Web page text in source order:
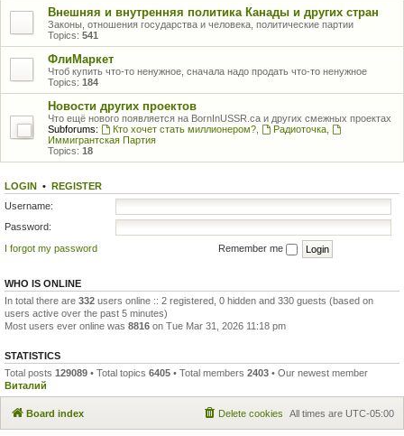
Внешняя и внутренняя политика Канады и других стран
Законы, отношения государства и человека, политические партии
Topics: 541
ФлиМаркет
Чтоб купить что-то ненужное, сначала надо продать что-то ненужное
Topics: 184
Новости других проектов
Что ещё нового появляется на BornInUSSR.ca и других смежных проектах
Subforums:
Кто хочет стать миллионером?, Радиоточка,
Иммигрантская Партия
Topics: 18
LOGIN • REGISTER
Username:
Password:
I forgot my password
Remember me
WHO IS ONLINE
In total there are 332 users online :: 2 registered, 0 hidden and 330 guests (based on
users active over the past 5 minutes)
Most users ever online was 8816 on Tue Mar 31, 2026 11:18 pm
STATISTICS
Total posts 129089 • Total topics 6405 • Total members 2403 • Our newest member
Виталий
Board index All times are UTC-05:00
Delete cookies